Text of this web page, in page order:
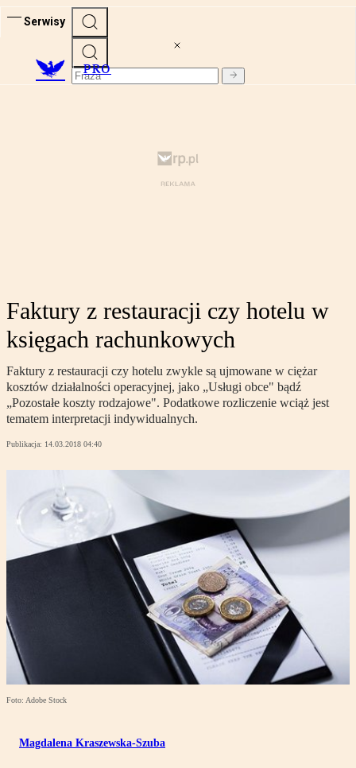
Serwisy
PRO
Faktury z restauracji czy hotelu w
księgach rachunkowych
Faktury z restauracji czy hotelu zwykle są ujmowane w ciężar
kosztów działalności operacyjnej, jako „Usługi obce" bądź
„Pozostałe koszty rodzajowe". Podatkowe rozliczenie wciąż jest
tematem interpretacji indywidualnych.
Publikacja: 14.03.2018 04:40
Foto: Adobe Stock
Magdalena Kraszewska-Szuba